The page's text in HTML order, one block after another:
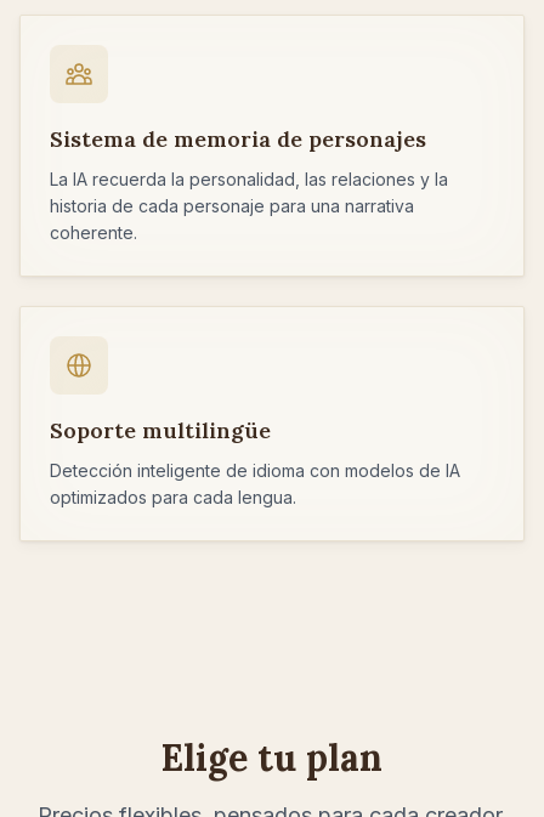
Sistema de memoria de personajes
La IA recuerda la personalidad, las relaciones y la
historia de cada personaje para una narrativa
coherente.
Soporte multilingüe
Detección inteligente de idioma con modelos de IA
optimizados para cada lengua.
Elige tu plan